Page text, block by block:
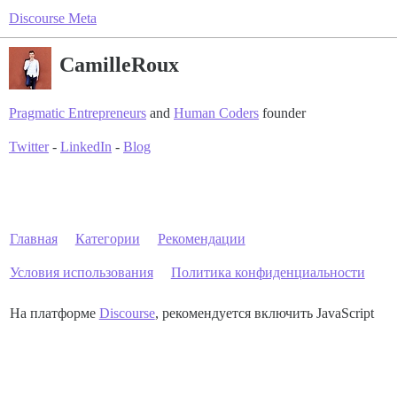
Discourse Meta
CamilleRoux
Pragmatic Entrepreneurs and Human Coders founder
Twitter- LinkedIn - Blog
Главная Категории Рекомендации
Условия использования Политика конфиденциальности
На платформе Discourse, рекомендуется включить JavaScript